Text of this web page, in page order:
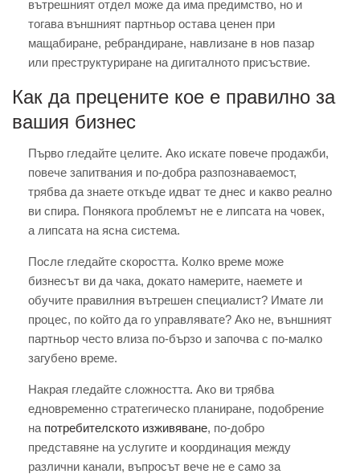
вътрешният отдел може да има предимство, но и
тогава външният партньор остава ценен при
мащабиране, ребрандиране, навлизане в нов пазар
или преструктуриране на дигиталното присъствие.
Как да прецените кое е правилно за
вашия бизнес
Първо гледайте целите. Ако искате повече продажби,
повече запитвания и по-добра разпознаваемост,
трябва да знаете откъде идват те днес и какво реално
ви спира. Понякога проблемът не е липсата на човек,
а липсата на ясна система.
После гледайте скоростта. Колко време може
бизнесът ви да чака, докато намерите, наемете и
обучите правилния вътрешен специалист? Имате ли
процес, по който да го управлявате? Ако не, външният
партньор често влиза по-бързо и започва с по-малко
загубено време.
Накрая гледайте сложността. Ако ви трябва
едновременно стратегическо планиране, подобрение
на потребителското изживяване, по-добро
представяне на услугите и координация между
различни канали, въпросът вече не е само за